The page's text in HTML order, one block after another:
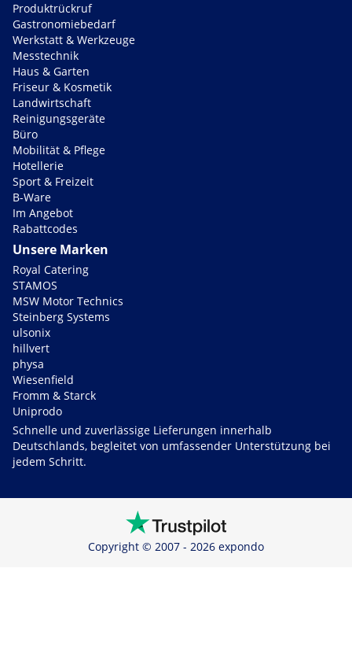
Produktrückruf
Gastronomiebedarf
Werkstatt & Werkzeuge
Messtechnik
Haus & Garten
Friseur & Kosmetik
Landwirtschaft
Reinigungsgeräte
Büro
Mobilität & Pflege
Hotellerie
Sport & Freizeit
B-Ware
Im Angebot
Rabattcodes
Unsere Marken
Royal Catering
STAMOS
MSW Motor Technics
Steinberg Systems
ulsonix
hillvert
physa
Wiesenfield
Fromm & Starck
Uniprodo
Schnelle und zuverlässige Lieferungen innerhalb
Deutschlands, begleitet von umfassender Unterstützung bei
jedem Schritt.
Copyright © 2007 - 2026 expondo